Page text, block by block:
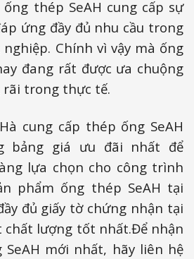
ống thép SeAH cung cấp sự
ứng đầy đủ nhu cầu trong
Chính vì vậy mà ống
đang rất được ưa chuộng
rãi trong thực tế.
cung cấp thép ống SeAH
bảng giá ưu đãi nhất để
lựa chọn cho công trình
phẩm ống thép SeAH tại
đủ giấy tờ chứng nhận tại
chất lượng tốt nhất.Để nhận
mới nhất, hãy liên hệ